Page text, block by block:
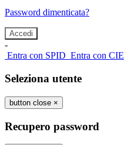
Password dimenticata?
-
Entra con SPID Entra con CIE
Seleziona utente
button close ×
Recupero password